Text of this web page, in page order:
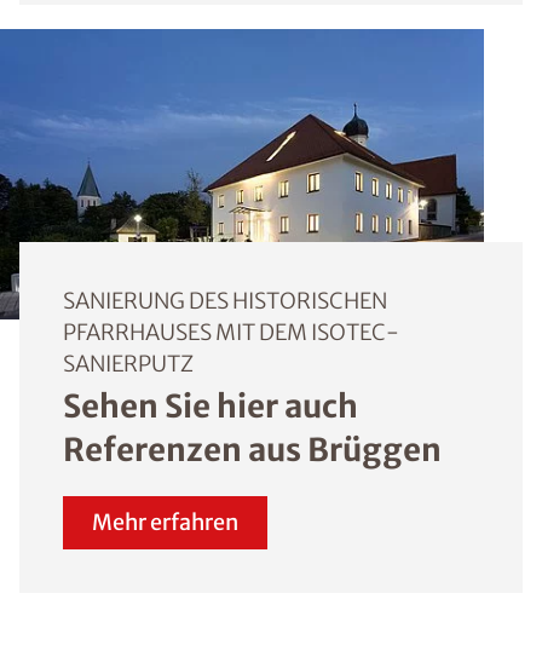
SANIERUNG DES HISTORISCHEN
PFARRHAUSES MIT DEM ISOTEC-
SANIERPUTZ
Sehen Sie hier auch
Referenzen aus Brüggen
Mehr erfahren